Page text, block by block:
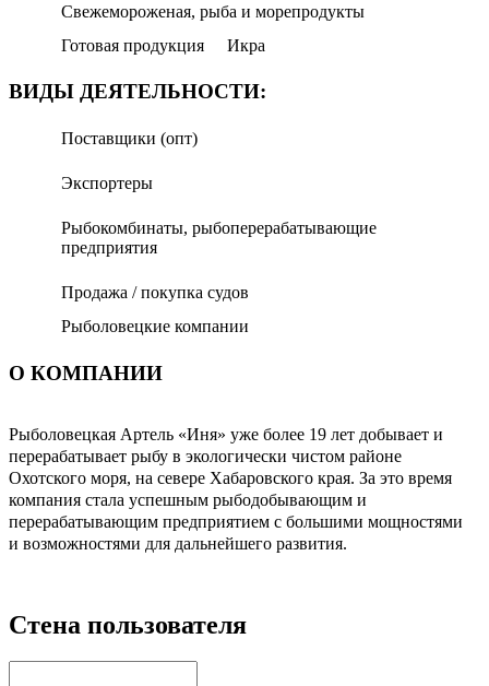
Свежемороженая, рыба и морепродукты
Готовая продукция
Икра
ВИДЫ ДЕЯТЕЛЬНОСТИ:
Поставщики (опт)
Экспортеры
Рыбокомбинаты, рыбоперерабатывающие
предприятия
Продажа / покупка судов
Рыболовецкие компании
О КОМПАНИИ
Рыболовецкая Артель «Иня» уже более 19 лет добывает и
перерабатывает рыбу в экологически чистом районе
Охотского моря, на севере Хабаровского края. За это время
компания стала успешным рыбодобывающим и
перерабатывающим предприятием с большими мощностями
и возможностями для дальнейшего развития.
Стена пользователя